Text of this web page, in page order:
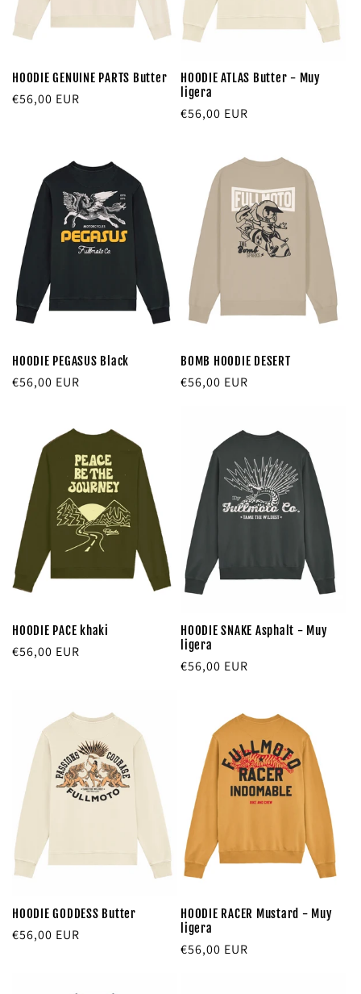
HOODIE GENUINE PARTS Butter
Precio
€56,00 EUR
HOODIE ATLAS Butter - Muy
ligera
Precio
€56,00 EUR
HOODIE PEGASUS Black
Precio
€56,00 EUR
BOMB HOODIE DESERT
Precio
€56,00 EUR
HOODIE PACE khaki
Precio
€56,00 EUR
HOODIE SNAKE Asphalt - Muy
ligera
Precio
€56,00 EUR
HOODIE GODDESS Butter
Precio
€56,00 EUR
HOODIE RACER Mustard - Muy
ligera
Precio
€56,00 EUR